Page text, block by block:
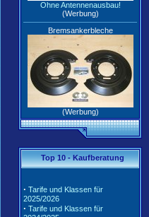
Ohne Antennenausbau!
(Werbung)
Bremsankerbleche
(Werbung)
Top 10 - Kaufberatung
2025/2026
· Tarife und Klassen für
2024/2025